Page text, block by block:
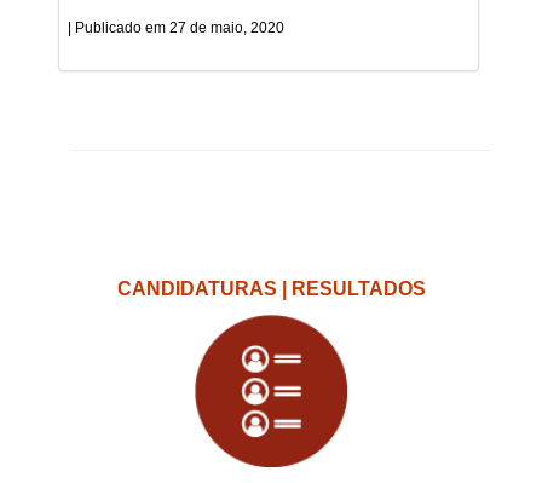
27 de maio, 2020
CANDIDATURAS | RESULTADOS